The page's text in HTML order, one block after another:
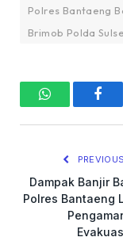
Polres Bantaeng
Brimob Polda
WhatsApp
Dampak Banjir
Polres Bantaeng